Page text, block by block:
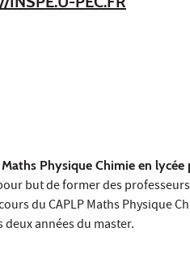
Maths Physique Chimie en lycée
but de former des
du CAPLP Maths Physique
années du master.